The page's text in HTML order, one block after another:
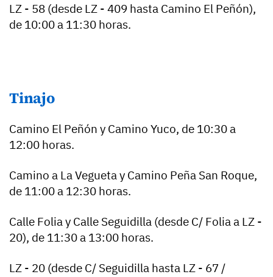
LZ - 58 (desde LZ - 409 hasta Camino El Peñón),
de 10:00 a 11:30 horas.
Tinajo
Camino El Peñón y Camino Yuco, de 10:30 a
12:00 horas.
Camino a La Vegueta y Camino Peña San Roque,
de 11:00 a 12:30 horas.
Calle Folia y Calle Seguidilla (desde C/ Folia a LZ -
20), de 11:30 a 13:00 horas.
LZ - 20 (desde C/ Seguidilla hasta LZ - 67 /